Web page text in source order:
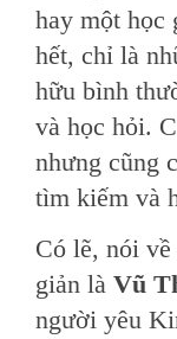
hay một học
hết, chỉ là
hữu bình
và học hỏi.
nhưng cũng
tìm kiếm và
Có lẽ, nói
giản là Vũ
người yêu